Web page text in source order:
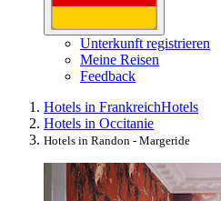
Unterkunft registrieren
Meine Reisen
Feedback
Hotels in FrankreichHotels
Hotels in Occitanie
Hotels in Randon - Margeride